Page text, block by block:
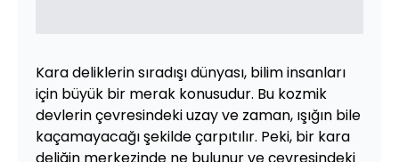
Kara deliklerin sıradışı dünyası, bilim insanları
için büyük bir merak konusudur. Bu kozmik
devlerin çevresindeki uzay ve zaman, ışığın bile
kaçamayacağı şekilde çarpıtılır. Peki, bir kara
deliğin merkezinde ne bulunur ve çevresindeki